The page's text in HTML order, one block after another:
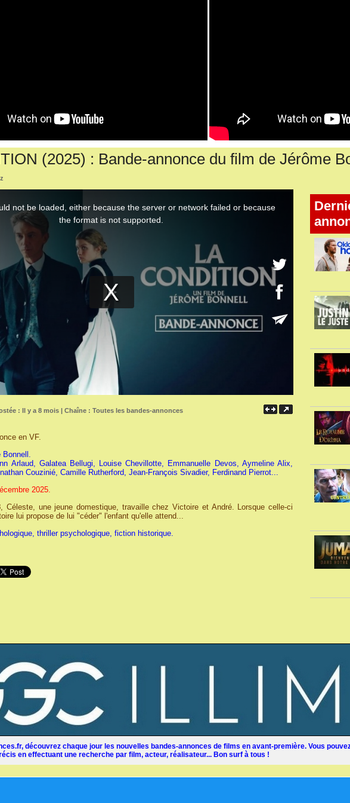
(2025) : Bande-annonce du film de Jérôme
: Il y a 8 mois | Chaîne : Toutes les bandes-annonces
en VF.
Bonnell.
Arlaud, Galatea Bellugi, Louise Chevillotte, Emmanuelle Devos, Aymeline Alix,
Couzinié, Camille Rutherford, Jean-François Sivadier, Ferdinand Pierrot...
2025.
Céleste, une jeune domestique, travaille chez Victoire et André. Lorsque celle-ci
lui propose de lui "céder" l'enfant qu'elle attend...
thriller psychologique, fiction historique.
découvrez chaque jour les nouvelles bandes-annonces de films en avant-première. Vous
en effectuant une recherche par film, acteur, réalisateur... Bon surf à tous !